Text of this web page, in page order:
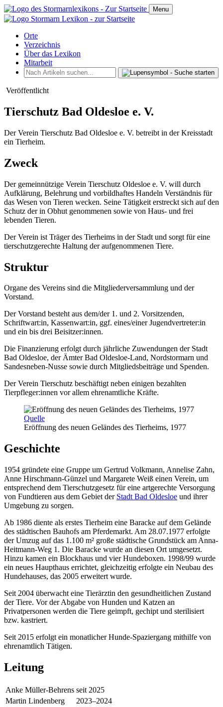
Menu
Orte
Verzeichnis
Über das Lexikon
Mitarbeit
Veröffentlicht
Tierschutz Bad Oldesloe e. V.
Der Verein Tierschutz Bad Oldesloe e. V. betreibt in der Kreisstadt
ein Tierheim.
Zweck
Der gemeinnützige Verein Tierschutz Oldesloe e. V. will durch
Aufklärung, Belehrung und vorbildhaftes Handeln Verständnis für
das Wesen von Tieren wecken. Seine Tätigkeit erstreckt sich auf den
Schutz der in Obhut genommenen sowie von Haus- und frei
lebenden Tieren.
Der Verein ist Träger des Tierheims in der Stadt und sorgt für eine
tierschutzgerechte Haltung der aufgenommenen Tiere.
Struktur
Organe des Vereins sind die Mitgliederversammlung und der
Vorstand.
Der Vorstand besteht aus dem/der 1. und 2. Vorsitzenden,
Schriftwart:in, Kassenwart:in, ggf. eines/einer Jugendvertreter:in
und ein bis drei Beisitzer:innen.
Die Finanzierung erfolgt durch jährliche Zuwendungen der Stadt
Bad Oldesloe, der Ämter Bad Oldesloe-Land, Nordstormarn und
Sandesneben-Nusse sowie durch Mitgliedsbeiträge und Spenden.
Der Verein Tierschutz beschäftigt neben einigen bezahlten
Tierpfleger:innen vor allem ehrenamtliche Kräfte.
Quelle
Eröffnung des neuen Geländes des Tierheims, 1977
Geschichte
1954 gründete eine Gruppe um Gertrud Volkmann, Annelise Zahn,
Anne Hirschmann-Günzel und Margarete Weiß einen Verein, um
entsprechend dem Tierschutzgesetz für eine artgerechte Versorgung
von Fundtieren aus dem Gebiet der Stadt Bad Oldesloe und ihrer
Umgebung zu sorgen.
Ab 1986 diente als erstes Tierheim eine Baracke auf dem Gelände
des städtischen Bauhofs am Pferdemarkt. Am 28.07.1977 erfolgte
der Umzug auf das 1.100 m² große städtische Grundstück am Anna-
Heitmann-Weg 1. Die Baracke wurde an diesen Ort umgesetzt.
Hinzu kamen ein Blockhaus und vier Hundeboxen. 1998/99 wurde
ein neues Haupthaus errichtet, gleichzeitig erfolgte ein Neubau des
Hundehauses, das 2005 erweitert wurde.
Seit 2004 überwacht eine Tierärztin den gesundheitlichen Zustand
der Tiere. Vor der Abgabe von Hunden und Katzen an
Privatpersonen werden die Tiere geimpft, gechipt und sterilisiert
bzw. kastriert.
Seit 2015 erfolgt ein monatlicher Hunde-Spaziergang mithilfe von
ehrenamtlich Tätigen.
Leitung
Anke Müller-Behrens seit 2025
Martin Lindenberg
2023–2024